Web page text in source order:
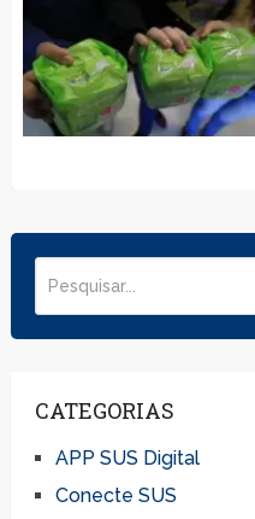
CATEGORIAS
APP SUS Digital
Conecte SUS